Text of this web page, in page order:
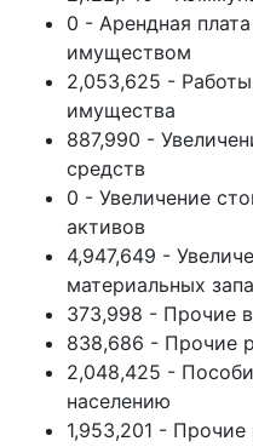
0 - Арендная
имуществом
2,053,625 -
имущества
887,990 -
средств
0 - Увеличение
активов
4,947,649 -
материальных
373,998 - Прочие
838,686 - Прочие
2,048,425 -
населению
1,953,201 -